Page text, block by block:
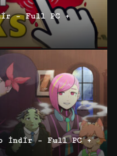
– Full PC +
İndir – Full PC +